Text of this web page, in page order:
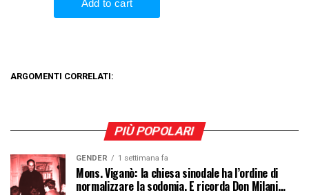
ARGOMENTI CORRELATI:
PIÙ POPOLARI
GENDER 1 settimana fa
Mons. Viganò: la chiesa sinodale ha l’ordine di
normalizzare la sodomia. E ricorda Don Milani…